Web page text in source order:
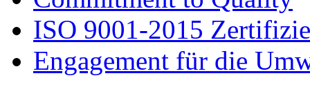
ISO 9001-2015
Engagement für die